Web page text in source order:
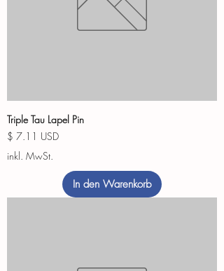
Triple Tau Lapel Pin
Preis
$ 7.11 USD
inkl. MwSt.
In den Warenkorb